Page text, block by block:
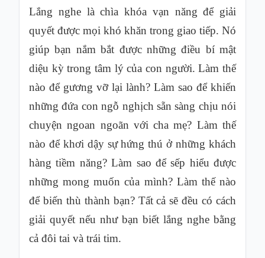
Lắng nghe là chìa khóa vạn năng để giải
quyết được mọi khó khăn trong giao tiếp. Nó
giúp bạn nắm bắt được những điều bí mật
diệu kỳ trong tâm lý của con người. Làm thế
nào để gương vỡ lại lành? Làm sao để khiến
những đứa con ngỗ nghịch sẵn sàng chịu nói
chuyện ngoan ngoãn với cha mẹ? Làm thế
nào để khơi dậy sự hứng thú ở những khách
hàng tiềm năng? Làm sao để sếp hiểu được
những mong muốn của mình? Làm thế nào
để biến thù thành bạn? Tất cả sẽ đều có cách
giải quyết nếu như bạn biết lắng nghe bằng
cả đôi tai và trái tim.